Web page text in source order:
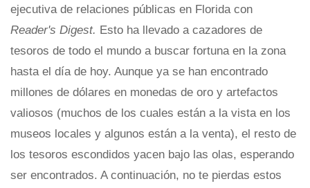
ejecutiva de relaciones públicas en Florida con
Reader's Digest. Esto ha llevado a cazadores de
tesoros de todo el mundo a buscar fortuna en la zona
hasta el día de hoy. Aunque ya se han encontrado
millones de dólares en monedas de oro y artefactos
valiosos (muchos de los cuales están a la vista en los
museos locales y algunos están a la venta), el resto de
los tesoros escondidos yacen bajo las olas, esperando
ser encontrados. A continuación, no te pierdas estos